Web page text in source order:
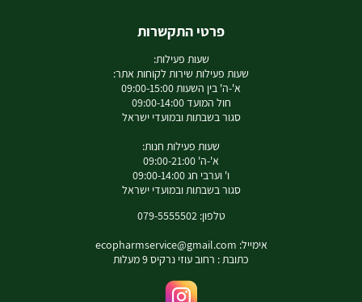
פרטי התקשרות
שעות פעילות:
שעות פעילות שירות לקוחות אתר:
א'-ה' בין השעות 09:00-15:00
חול המועד 09:00-14:00
סגור בשבתות ובמועדי ישראל
שעות פעילות חנות:
א'-ה' 09:00-21:00
ו' וערבי חג 09:00-14:00
סגור בשבתות ובמועדי ישראל
טלפון: 079-5555502
אימייל: ecopharmservice@gmail.com
כתובת : רחוב עוזי נרקיס 9 מעלות